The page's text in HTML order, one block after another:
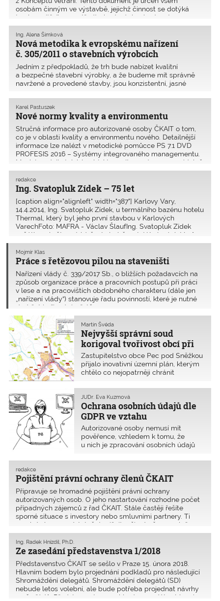
osobám činným ve výstavbě, jejichž činnost se dotýká
tvorby vnitřního prostředí v budovách – budoucím
stavebníkům, u
Nová metodika k evropskému nařízení
č. 305/2011 o stavebních výrobcích
Ing. Alena Šimková
Jedním z předpokladů, že trh bude nabízet kvalitní
a bezpečné stavební výrobky, a že budeme mít správně
navržené a provedené stavby, jsou konzistentní, jasné
vymahatelné. Dalším a neméně důležitým předpokladem
je správná aplikace předpisů vycházející z jejich detailní
znalosti.
Nové normy kvality a environmentu
Karel Pastuszek
Stručná informace pro autorizované osoby ČKAIT o tom,
co je v oblasti kvality a environmentu nového. Detailnější
informace lze nalézt v metodické pomůcce PS 7.1 DVD
PROFESIS 2016 – Systémy integrovaného managementu.
Mnohé podnikatelské subjekty mají zavedeny a pravidelně
ov
Ing. Svatopluk Zídek – 75 let
redakce
[caption align="alignleft" width="387"] Karlovy Vary,
14.4.2014, Ing. Svatopluk Zídek, u termálního bazénu hotelu
Thermal, který byl jeho první stavbou v Karlových
VarechFoto: MAFRA - Václav ŠlaufIng. Svatopluk Zídek
začátkem května získá čestné občanství Karlových Varů.
[/c
Práce s řetězovou pilou na staveništi
Mojmír Klas
Nařízení vlády č. 339/2017 Sb., o bližších požadavcích na
způsob organizace práce a pracovních postupů při práci
v lese a na pracovištích obdobného charakteru (dále jen
„nařízení vlády“) stanovuje řadu povinností, které je nutné
dodržet i při práci s řetězo
Nejvyšší správní soud
korigoval tvořivost obcí při
tvorbě územního plánu
Martin Švéda
Zastupitelstvo obce Pec pod Sněžkou
přijalo inovativní územní plán, kterým
chtělo co nejopatrněji chránit
územního plánu byly zrušeny
Krajským úřadem Královéhradeckého
kraje. Pec pod Sněžkou podala
kasační stížnost k Nejvyššímu
Ochrana osobních údajů dle
GDPR ve vztahu
k autorizovaným osobám
JUDr. Eva Kuzmová
Autorizované osoby nemusí mít
pověřence, vzhledem k tomu, že
u nich je zpracování osobních údajů
hlavní. Zde je uveřejněna rozšířená
časopisu, která přináší vysvětlení
povinností pro autorizované osoby.
Pojištění právní ochrany členů ČKAIT
redakce
Připravuje se hromadné pojištění právní ochrany
autorizovaných osob. O jeho nastartování rozhodne počet
případných zájemců z řad ČKAIT. Stále častěji řešíte
sporné situace s investory nebo smluvními partnery. Ti
mnohdy bez opodstatnění snižují vaši odměnu za služ
Ze zasedání představenstva 1/2018
Ing. Radek Hnízdil, Ph.D.
Představenstvo ČKAIT se sešlo v Praze 15. února 2018.
Hlavním bodem bylo projednání podkladů pro následující
Shromáždění delegátů. Shromáždění delegátů (SD)
nebude letos volební, ale bude potřeba projednat návrhy
změn řádů. Představenstvo navrhlo do mandátové komis